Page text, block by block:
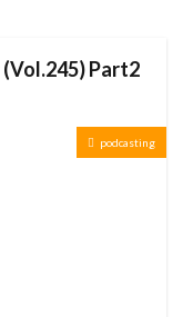
Part2
podcasting